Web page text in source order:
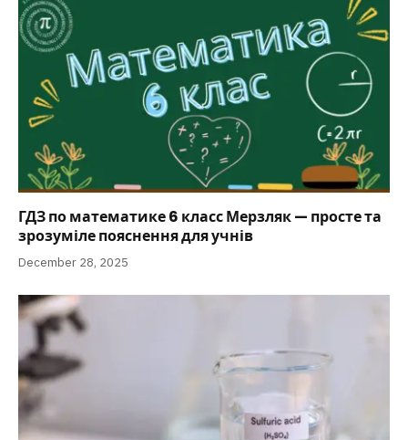
ГДЗ по математике 6 класс Мерзляк — просте та
зрозуміле пояснення для учнів
December 28, 2025